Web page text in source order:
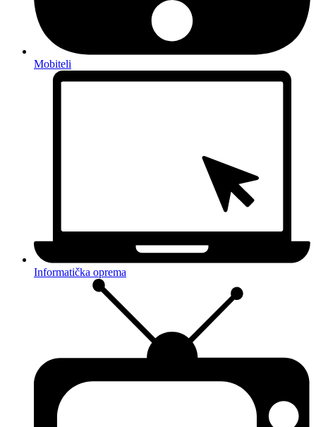
Mobiteli
Informatička oprema